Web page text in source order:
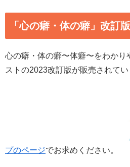
「心の癖・体の癖」改訂版
心の癖・体の癖〜体癖〜をわかり
ストの2023改訂版が販売されてい
プのページでお求めください。